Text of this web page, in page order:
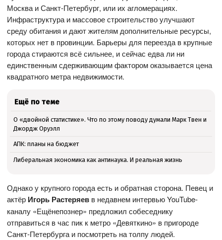
Москва и Санкт-Петербург, или их агломерациях.
Инфраструктура и массовое строительство улучшают
среду обитания и дают жителям дополнительные ресурсы,
которых нет в провинции. Барьеры для переезда в крупные
города стираются всё сильнее, и сейчас едва ли ни
единственным сдерживающим фактором оказывается цена
квадратного метра недвижимости.
Ещё по теме
О «двойной статистике». Что по этому поводу думали Марк Твен и
Джордж Оруэлл
АПК: планы на бюджет
Либеральная экономика как антинаука. И реальная жизнь
Однако у крупного города есть и обратная сторона. Певец и
актёр Игорь Растеряев в недавнем интервью YouTube-
каналу «Ещёнепознер» предложил собеседнику
отправиться в час пик к метро «Девяткино» в пригороде
Санкт-Петербурга и посмотреть на толпу людей.